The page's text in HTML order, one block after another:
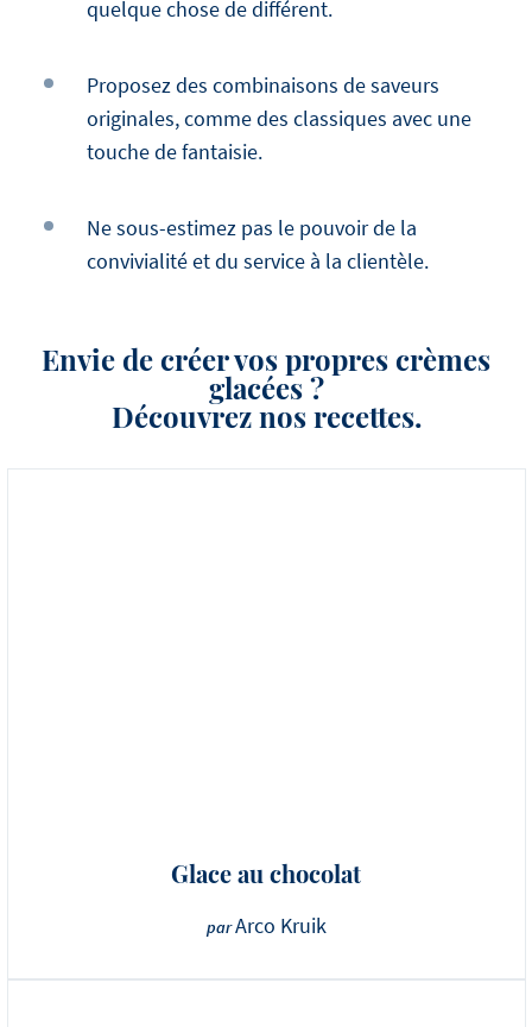
quelque chose de différent.
Proposez des combinaisons de saveurs
originales, comme des classiques avec une
touche de fantaisie.
Ne sous-estimez pas le pouvoir de la
convivialité et du service à la clientèle.
Envie de créer vos propres crèmes
glacées ?
Découvrez nos recettes.
Glace au chocolat
parArco Kruik